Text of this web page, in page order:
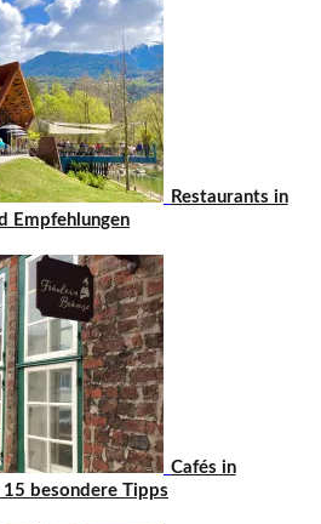
Restaurants in
Empfehlungen
Cafés in
besondere Tipps